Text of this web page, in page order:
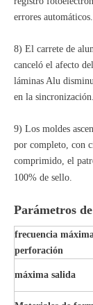
errores automáticos.
8) El carrete de
canceló el afecto
láminas Alu
en la sincronización.
9) Los moldes
por completo, con
comprimido, el
100% de sello.
Parámetros
frecuencia
perforación
máxima salida